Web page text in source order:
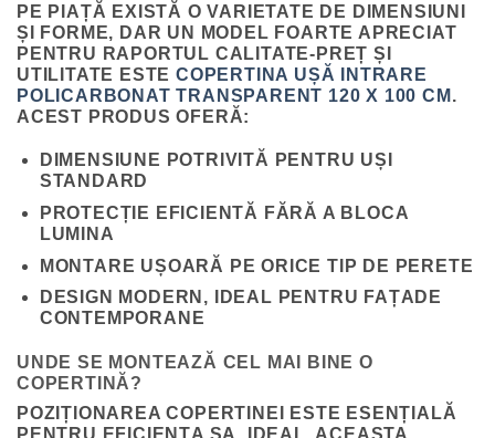
PE PIAȚĂ EXISTĂ O VARIETATE DE DIMENSIUNI
ȘI FORME, DAR UN MODEL FOARTE APRECIAT
PENTRU RAPORTUL CALITATE-PREȚ ȘI
UTILITATE ESTECOPERTINA UȘĂ INTRARE
POLICARBONAT TRANSPARENT 120 X 100 CM .
ACEST PRODUS OFERĂ:
DIMENSIUNE POTRIVITĂ PENTRU UȘI
STANDARD
PROTECȚIE EFICIENTĂ FĂRĂ A BLOCA
LUMINA
MONTARE UȘOARĂ PE ORICE TIP DE PERETE
DESIGN MODERN, IDEAL PENTRU FAȚADE
CONTEMPORANE
UNDE SE MONTEAZĂ CEL MAI BINE O
COPERTINĂ?
POZIȚIONAREA COPERTINEI ESTE ESENȚIALĂ
PENTRU EFICIENȚA SA. IDEAL, ACEASTA